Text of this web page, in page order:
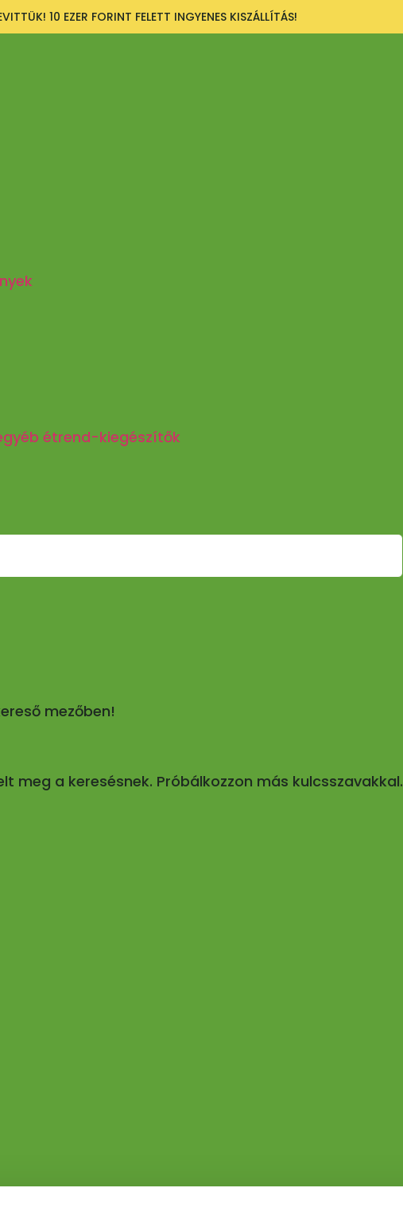
10 EZER FORINT FELETT INGYENES KISZÁLLÍTÁS!
étrend-kiegészítők
mezőben!
meg a keresésnek. Próbálkozzon más kulcsszavakkal.